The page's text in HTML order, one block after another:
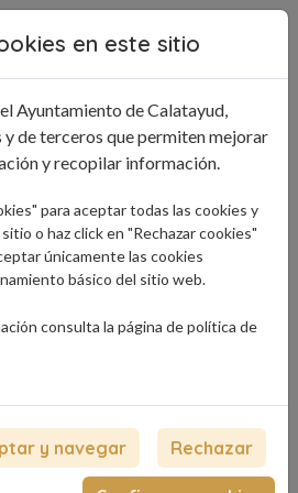
en este sitio
Ayuntamiento de Calatayud,
de terceros que permiten mejorar
y recopilar información.
para aceptar todas las cookies y
o haz click en "Rechazar cookies"
únicamente las cookies
básico del sitio web.
consulta la página depolítica de
y navegar Rechazar